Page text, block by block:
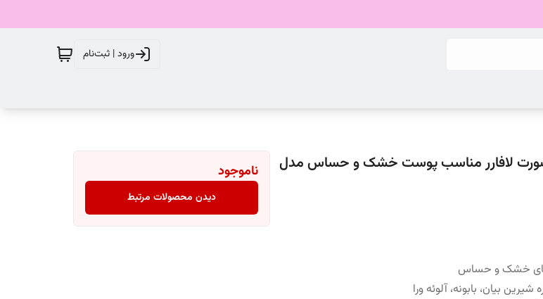
ورود | ثبت‌نام
لافارر مناسب پوست خشک و حساس مدل
خشک و حساس
بیان، بابونه، آلوئه ورا
ناموجود
دیدن محصولات مرتبط